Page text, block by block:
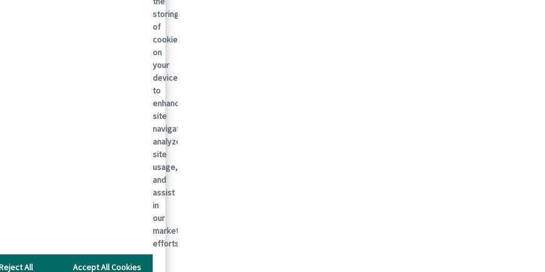
storing
of
cookies
on
your
device
to
enhance
site
navigation,
analyze
site
usage,
and
assist
in
our
marketing
efforts.
Accept All Cookies
All